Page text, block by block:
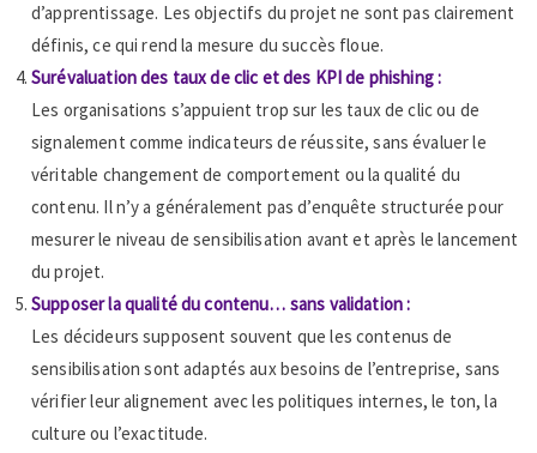
d’apprentissage. Les objectifs du projet ne sont pas clairement
définis, ce qui rend la mesure du succès floue.
Surévaluation des taux de clic et des KPI de phishing :
Les organisations s’appuient trop sur les taux de clic ou de
signalement comme indicateurs de réussite, sans évaluer le
véritable changement de comportement ou la qualité du
contenu. Il n’y a généralement pas d’enquête structurée pour
mesurer le niveau de sensibilisation avant et après le lancement
du projet.
Supposer la qualité du contenu… sans validation :
Les décideurs supposent souvent que les contenus de
sensibilisation sont adaptés aux besoins de l’entreprise, sans
vérifier leur alignement avec les politiques internes, le ton, la
culture ou l’exactitude.